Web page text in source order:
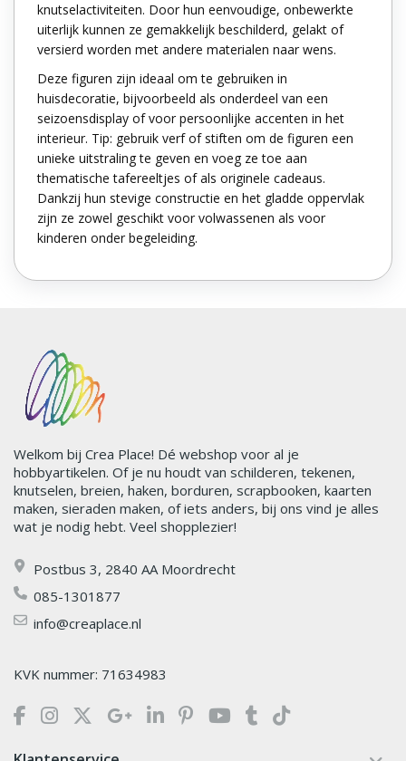
knutselactiviteiten. Door hun eenvoudige, onbewerkte
uiterlijk kunnen ze gemakkelijk beschilderd, gelakt of
versierd worden met andere materialen naar wens.
Deze figuren zijn ideaal om te gebruiken in
huisdecoratie, bijvoorbeeld als onderdeel van een
seizoensdisplay of voor persoonlijke accenten in het
interieur. Tip: gebruik verf of stiften om de figuren een
unieke uitstraling te geven en voeg ze toe aan
thematische tafereeltjes of als originele cadeaus.
Dankzij hun stevige constructie en het gladde oppervlak
zijn ze zowel geschikt voor volwassenen als voor
kinderen onder begeleiding.
Welkom bij Crea Place! Dé webshop voor al je
hobbyartikelen. Of je nu houdt van schilderen, tekenen,
knutselen, breien, haken, borduren, scrapbooken, kaarten
maken, sieraden maken, of iets anders, bij ons vind je alles
wat je nodig hebt. Veel shopplezier!
Postbus 3, 2840 AA Moordrecht
085-1301877
info@creaplace.nl
KVK nummer: 71634983